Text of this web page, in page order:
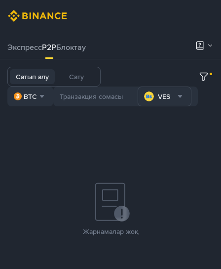
ЭкспрессP2PБлоктау
Сатып алу Сату
BTC VES
Жарнамалар жоқ